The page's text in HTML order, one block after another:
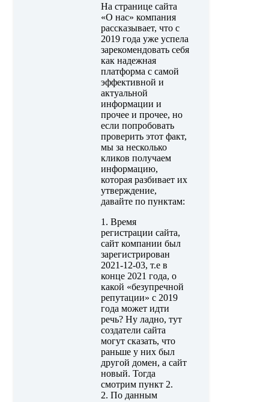
На странице сайта
«О нас» компания
рассказывает, что с
2019 года уже успела
зарекомендовать себя
как надежная
платформа с самой
эффективной и
актуальной
информации и
прочее и прочее, но
если попробовать
проверить этот факт,
мы за несколько
кликов получаем
информацию,
которая разбивает их
утверждение,
давайте по пунктам:
1. Время
регистрации сайта,
сайт компании был
зарегистрирован
2021-12-03, т.е в
конце 2021 года, о
какой «безупречной
репутации» с 2019
года может идти
речь? Ну ладно, тут
создатели сайта
могут сказать, что
раньше у них был
другой домен, а сайт
новый. Тогда
смотрим пункт 2.
2. По данным